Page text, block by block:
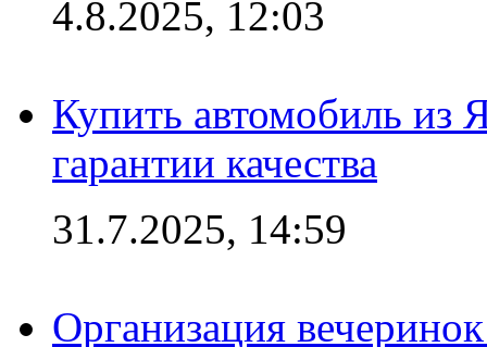
4.8.2025, 12:03
Купить автомобиль из
гарантии качества
31.7.2025, 14:59
Организация